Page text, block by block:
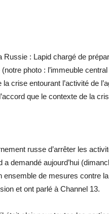
Russie : Lapid chargé de
(notre photo : l’immeuble
crise entourant l’activité de
que le contexte de la
russe d’arrêter les
a demandé aujourd’hui
ensemble de mesures contre
et ont parlé à Channel 13.